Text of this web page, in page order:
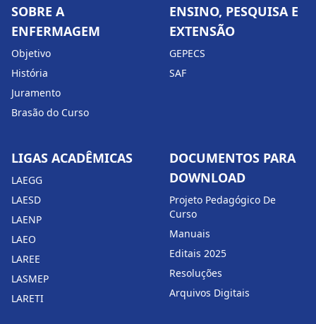
SOBRE A
ENFERMAGEM
Objetivo
História
Juramento
Brasão do Curso
ENSINO, PESQUISA E
EXTENSÃO
GEPECS
SAF
LIGAS ACADÊMICAS
LAEGG
LAESD
LAENP
LAEO
LAREE
LASMEP
LARETI
DOCUMENTOS PARA
DOWNLOAD
Projeto Pedagógico De
Curso
Manuais
Editais 2025
Resoluções
Arquivos Digitais